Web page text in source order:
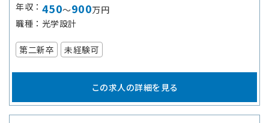
年収
450～900万円
職種
光学設計
第二新卒 未経験可
この求人の詳細を見る